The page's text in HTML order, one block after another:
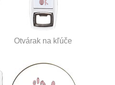
Otvárak na kľúče